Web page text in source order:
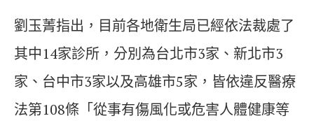
劉玉菁指出，目前各地衛生局已經依法裁處了
其中14家診所，分別為台北市3家、新北市3
家、台中市3家以及高雄市5家，皆依違反醫療
法第108條「從事有傷風化或危害人體健康等